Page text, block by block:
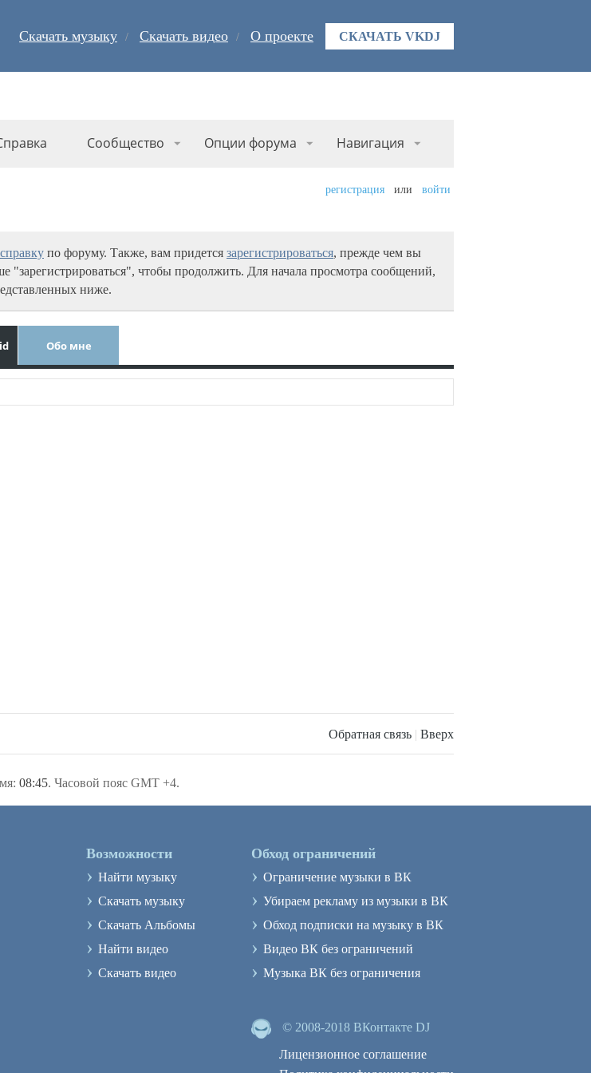
Скачать музыку Скачать видео О проекте СКАЧАТЬ VKDJ
Сообщество Опции форума Навигация
регистрация или войти
справку по форуму. Также, вам придется зарегистрироваться, прежде чем вы
чтобы продолжить. Для начала просмотра сообщений,
ниже.
Обо мне
Обратная связь | Вверх
08:45. Часовой пояс GMT +4.
Возможности
› Найти музыку
› Скачать музыку
› Скачать Альбомы
› Найти видео
› Скачать видео
Обход ограничений
› Ограничение музыки в ВК
› Убираем рекламу из музыки в ВК
› Обход подписки на музыку в ВК
› Видео ВК без ограничений
› Музыка ВК без ограничения
© 2008-2018 ВКонтакте DJ
Лицензионное соглашение